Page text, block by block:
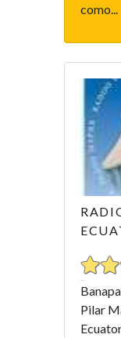
como...
Pilar